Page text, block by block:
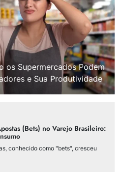
os Supermercados Podem
e Sua Produtividade
(Bets) no Varejo Brasileiro:
conhecido como "bets", cresceu